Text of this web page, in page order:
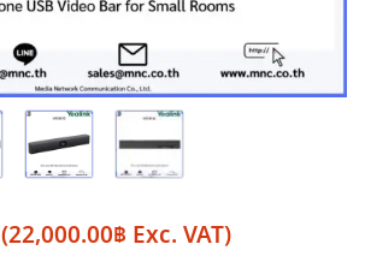
(22,000.00฿ Exc. VAT)